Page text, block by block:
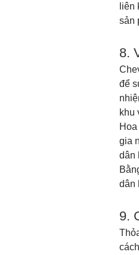
liên
sản
8.
để
khu
gia
dân
dân
9.